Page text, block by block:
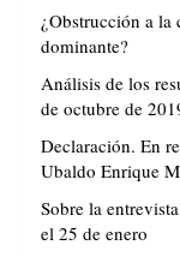
¿Obstrucción a la
dominante?
Análisis de los
de octubre de
Declaración. En
Ubaldo Enrique
Sobre la
el 25 de enero